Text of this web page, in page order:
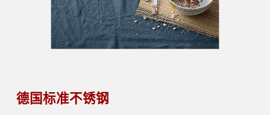
德国标准不锈钢